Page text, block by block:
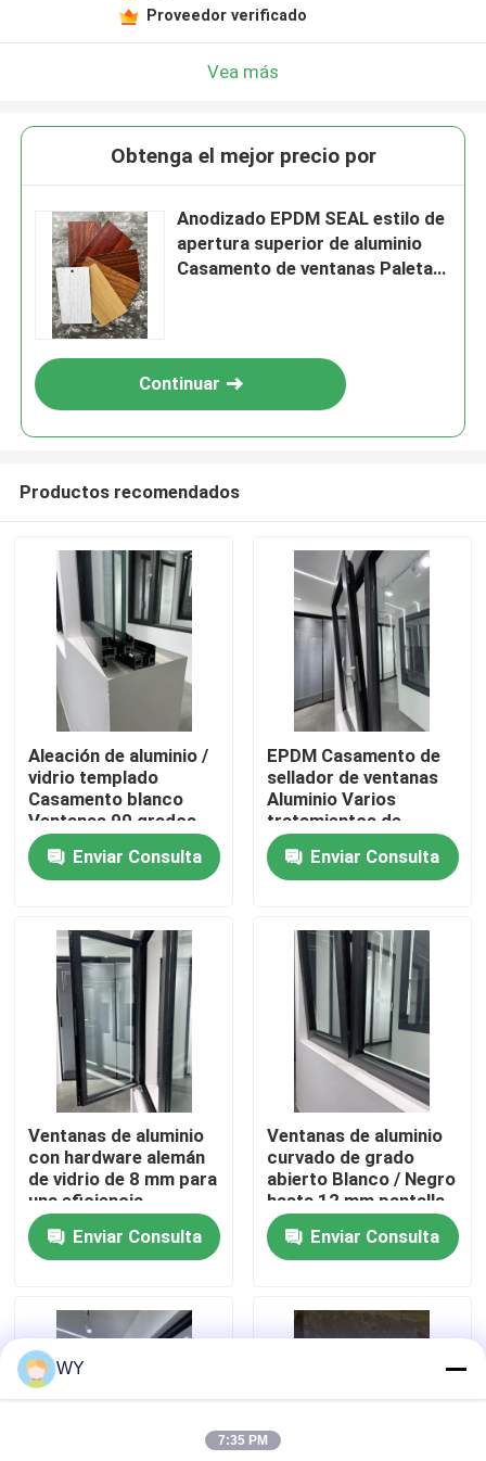
Hogar
vídeos
Sobre nosotros
Viaje de la fábrica
Control de calidad
Éntrenos en contacto con
Pida una cita
Ventanas con casilla de aluminio
Ventanas dobladas de aluminio
Proveedor verificado
Vea más
Obtenga el mejor precio por
Anodizado EPDM SEAL estilo de
apertura superior de aluminio
Casamento de ventanas Paleta
Continuar
Productos recomendados
Aleación de aluminio /
vidrio templado
Casamento blanco
Ventanas 90 grados
de apertura derecha
malla de acero
inoxidable
Enviar Consulta
EPDM Casamento de
sellador de ventanas
Aluminio Varios
tratamientos de
superficie
Enviar Consulta
Ventanas de aluminio
con hardware alemán
de vidrio de 8 mm para
una eficiencia
energética completa
Enviar Consulta
Ventanas de aluminio
curvado de grado
abierto Blanco / Negro
hasta 12 mm pantalla
de fibra de vidrio de
vidrioEnviar Consulta
WY
7:35 PM